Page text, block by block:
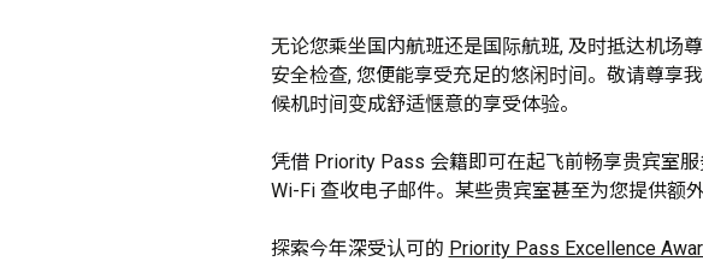
无论您乘坐国内航班还是国际航班, 及时抵达机场
安全检查, 您便能享受充足的悠闲时间。敬请尊享
候机时间变成舒适惬意的享受体验。
凭借 Priority Pass 会籍即可在起飞前畅享贵宾室
Wi-Fi 查收电子邮件。某些贵宾室甚至为您提供额
探索今年深受认可的 Priority Pass Excellence